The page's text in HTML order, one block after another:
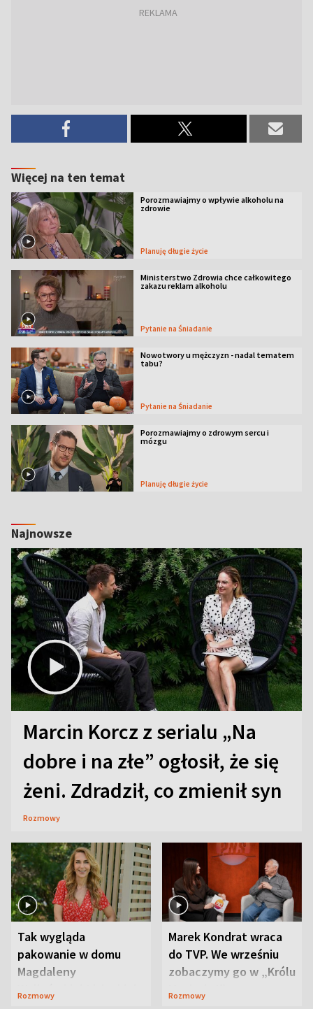
Więcej na ten temat
Porozmawiajmy o wpływie alkoholu na
zdrowie
Planuję długie życie
Ministerstwo Zdrowia chce całkowitego
zakazu reklam alkoholu
Pytanie na Śniadanie
Nowotwory u mężczyzn - nadal tematem
tabu?
Pytanie na Śniadanie
Porozmawiajmy o zdrowym sercu i
mózgu
Planuję długie życie
Najnowsze
Marcin Korcz z serialu „Na
dobre i na złe” ogłosił, że się
żeni. Zdradził, co zmienił syn
Rozmowy
Tak wygląda
pakowanie w domu
Magdaleny
Waligórskiej-Lisieckiej.
Rozmowy
Marek Kondrat wraca
do TVP. We wrześniu
zobaczymy go w „Królu
Maciusiu I”
Rozmowy